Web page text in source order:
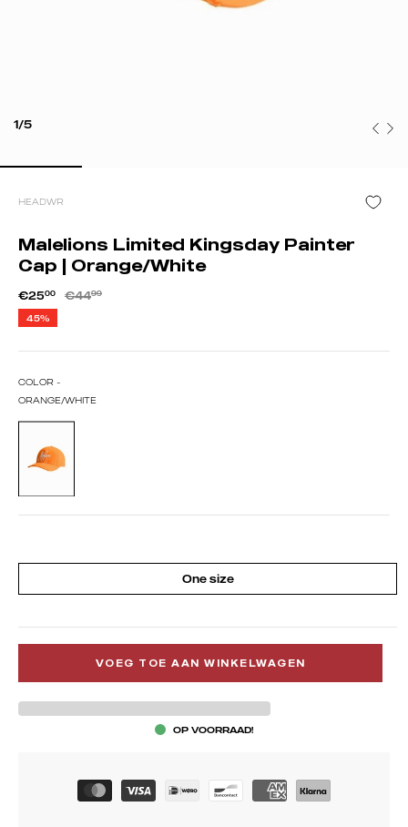
1/5
HEADWR
Malelions Limited Kingsday Painter
Cap | Orange/White
€2500 €4499
45%
COLOR -
ORANGE/WHITE
ORANGE/WHITE
One size
VOEG TOE AAN WINKELWAGEN
OP VOORRAAD!